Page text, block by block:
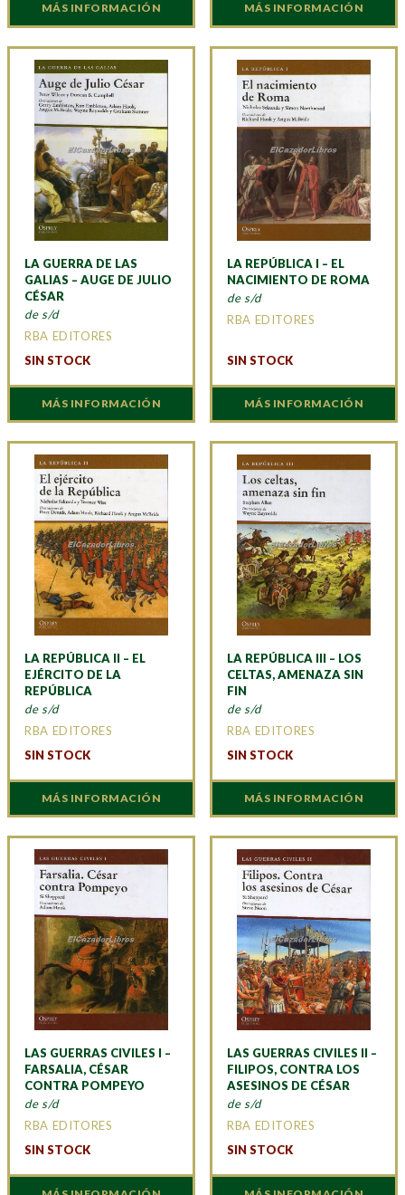
MÁS INFORMACIÓN MÁS INFORMACIÓN
LA GUERRA DE LAS
GALIAS – AUGE DE JULIO
CÉSAR
de s/d
RBA EDITORES
SIN STOCK
MÁS INFORMACIÓN
LA REPÚBLICA I – EL
NACIMIENTO DE ROMA
de s/d
RBA EDITORES
SIN STOCK
MÁS INFORMACIÓN
LA REPÚBLICA II – EL
EJÉRCITO DE LA
REPÚBLICA
de s/d
RBA EDITORES
SIN STOCK
MÁS INFORMACIÓN
LA REPÚBLICA III – LOS
CELTAS, AMENAZA SIN
FIN
de s/d
RBA EDITORES
SIN STOCK
MÁS INFORMACIÓN
LAS GUERRAS CIVILES I –
FARSALIA, CÉSAR
CONTRA POMPEYO
de s/d
RBA EDITORES
SIN STOCK
LAS GUERRAS CIVILES II –
FILIPOS, CONTRA LOS
ASESINOS DE CÉSAR
de s/d
RBA EDITORES
SIN STOCK